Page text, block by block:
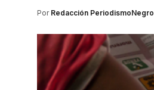
Por Redacción PeriodismoNegro